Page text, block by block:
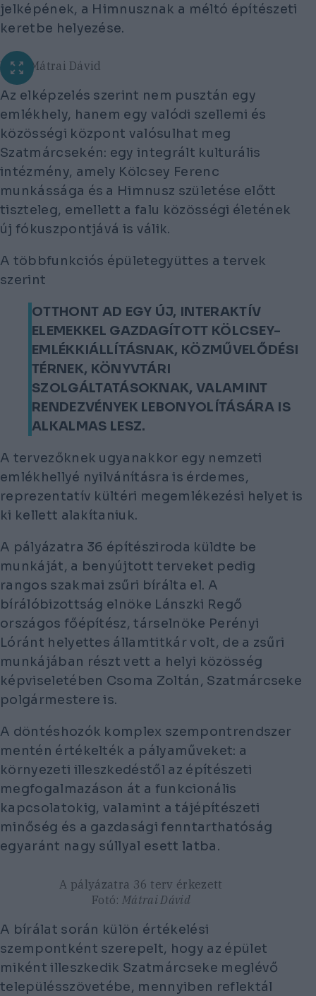
jelképének, a Himnusznak a méltó építészeti
keretbe helyezése.
Fotó: Mátrai Dávid
Az elképzelés szerint nem pusztán egy
emlékhely, hanem egy valódi szellemi és
közösségi központ valósulhat meg
Szatmárcsekén: egy integrált kulturális
intézmény, amely Kölcsey Ferenc
munkássága és a Himnusz születése előtt
tiszteleg, emellett a falu közösségi életének
új fókuszpontjává is válik.
A többfunkciós épületegyüttes a tervek
szerint
OTTHONT AD EGY ÚJ, INTERAKTÍV
ELEMEKKEL GAZDAGÍTOTT KÖLCSEY-
EMLÉKKIÁLLÍTÁSNAK, KÖZMŰVELŐDÉSI
TÉRNEK, KÖNYVTÁRI
SZOLGÁLTATÁSOKNAK, VALAMINT
RENDEZVÉNYEK LEBONYOLÍTÁSÁRA IS
ALKALMAS LESZ.
A tervezőknek ugyanakkor egy nemzeti
emlékhellyé nyilvánításra is érdemes,
reprezentatív kültéri megemlékezési helyet is
ki kellett alakítaniuk.
A pályázatra 36 építésziroda küldte be
munkáját, a benyújtott terveket pedig
rangos szakmai zsűri bírálta el. A
bírálóbizottság elnöke Lánszki Regő
országos főépítész, társelnöke Perényi
Lóránt helyettes államtitkár volt, de a zsűri
munkájában részt vett a helyi közösség
képviseletében Csoma Zoltán, Szatmárcseke
polgármestere is.
A döntéshozók komplex szempontrendszer
mentén értékelték a pályaműveket: a
környezeti illeszkedéstől az építészeti
megfogalmazáson át a funkcionális
kapcsolatokig, valamint a tájépítészeti
minőség és a gazdasági fenntarthatóság
egyaránt nagy súllyal esett latba.
A pályázatra 36 terv érkezett
Fotó: Mátrai Dávid
A bírálat során külön értékelési
szempontként szerepelt, hogy az épület
miként illeszkedik Szatmárcseke meglévő
településszövetébe, mennyiben reflektál